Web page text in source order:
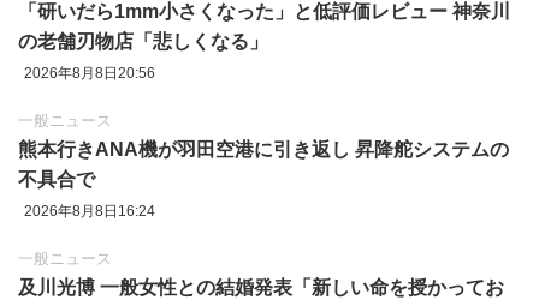
「研いだら1mm小さくなった」と低評価レビュー 神奈川
の老舗刃物店「悲しくなる」
2026年8月8日20:56
一般ニュース
熊本行きANA機が羽田空港に引き返し 昇降舵システムの
不具合で
2026年8月8日16:24
一般ニュース
及川光博 一般女性との結婚発表「新しい命を授かってお